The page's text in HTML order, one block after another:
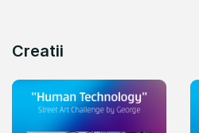
Creatii